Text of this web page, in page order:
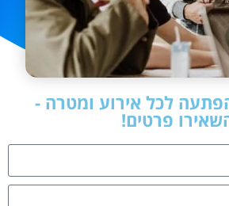
לכל אירוע ומטרה -
פרטים!